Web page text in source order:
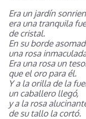
Era un jardín
era una tranquila
de cristal.
En su borde
una rosa
Era una rosa un
que el oro para él.
Y a la orilla de la
un caballero llegó,
y a la rosa
de su tallo la cortó.